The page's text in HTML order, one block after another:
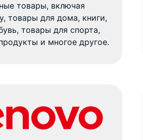
товары, включая
товары для дома, книги,
товары для спорта,
и многое другое.